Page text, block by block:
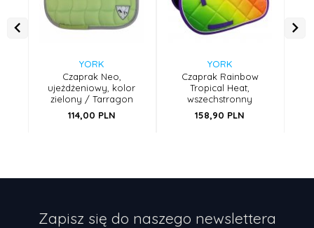
YORK
Czaprak Neo,
ujeżdżeniowy, kolor
zielony / Tarragon
114,00 PLN
YORK
Czaprak Rainbow
Tropical Heat,
wszechstronny
158,90 PLN
Zapisz się do naszego newslettera